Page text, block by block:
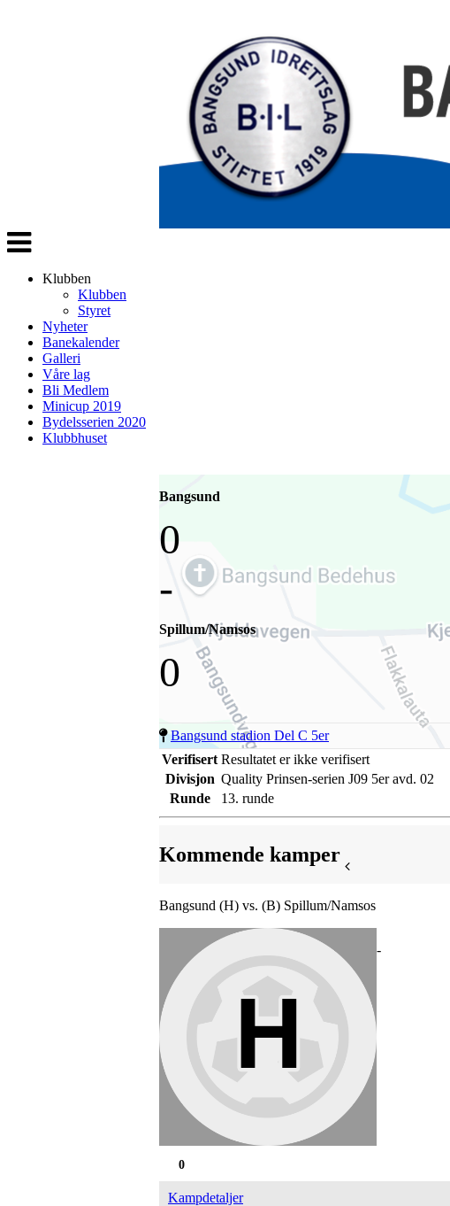
Veksle
navigasjon
Klubben
Klubben
Styret
Nyheter
Banekalender
Galleri
Våre lag
Bli Medlem
Minicup 2019
Bydelsserien 2020
Klubbhuset
Bangsund
0
-
Spillum/Namsos
0
Bangsund stadion Del C 5er
Verifisert Resultatet er ikke verifisert
Divisjon Quality Prinsen-serien J09 5er avd. 02
Runde
13. runde
Kommende kamper
Bangsund (H) vs. (B) Spillum/Namsos
-
0
Kampdetaljer